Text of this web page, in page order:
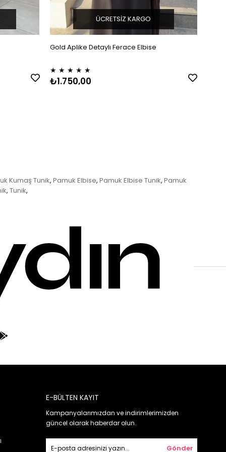
Gold Aplike Detaylı Ferace Elbise
★ ★ ★ ★ ★
₺1.750,00
ÜCRETSIZ KARGO
Kumaş Tunik, Pamuk Elbise, Pamuk Elbise Tunik, Pamuk
, Tunik,
E-BÜLTEN KAYIT
Kampanyalarımızdan ve indirimlerimizden
güncel olarak haberdar olun.
Gönder